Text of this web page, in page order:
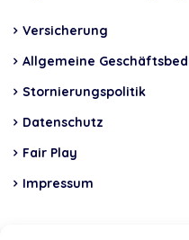
Versicherung
Allgemeine
Stornierungspolitik
Datenschutz
Fair Play
Impressum